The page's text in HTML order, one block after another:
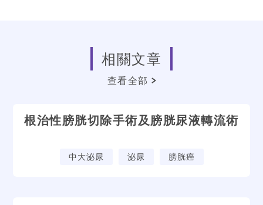
相關文章
查看全部
根治性膀胱切除手術及膀胱尿液轉流術
中大泌尿 泌尿 膀胱癌